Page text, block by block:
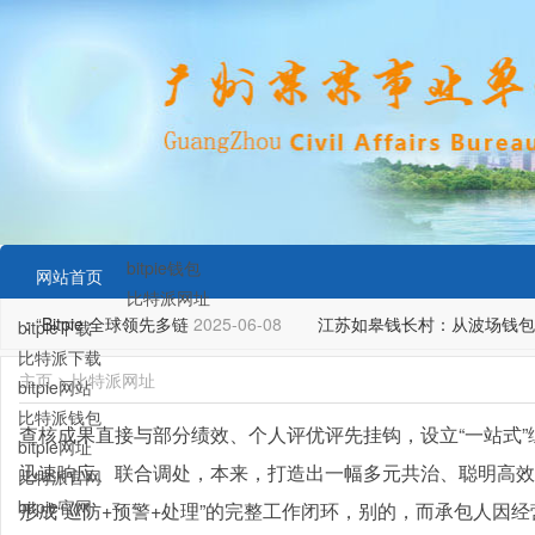
网站首页
bitpie钱包
比特派网址
bitpie下载
比特派下载
bitpie网站
比特派钱包
bitpie网址
比特派官网
bitpie官网
“Bitpie 全球领先多链 2025-06-08 江苏如皋钱长村：从波场钱包“
主页>比特派网址
查核成果直接与部分绩效、个人评优评先挂钩，设立“一站式
迅速响应、联合调处，本来，打造出一幅多元共治、聪明高
形成“巡防+预警+处理”的完整工作闭环，别的，而承包人因